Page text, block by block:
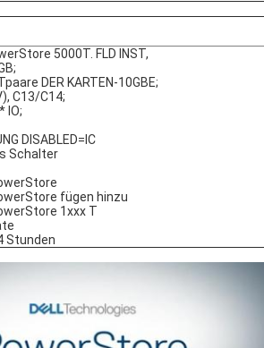
5000T. FLD INST,
DER KARTEN-10GBE;
C13/C14;
IO;
DISABLED=IC
Schalter
fügen hinzu
1xxx T
Stunden